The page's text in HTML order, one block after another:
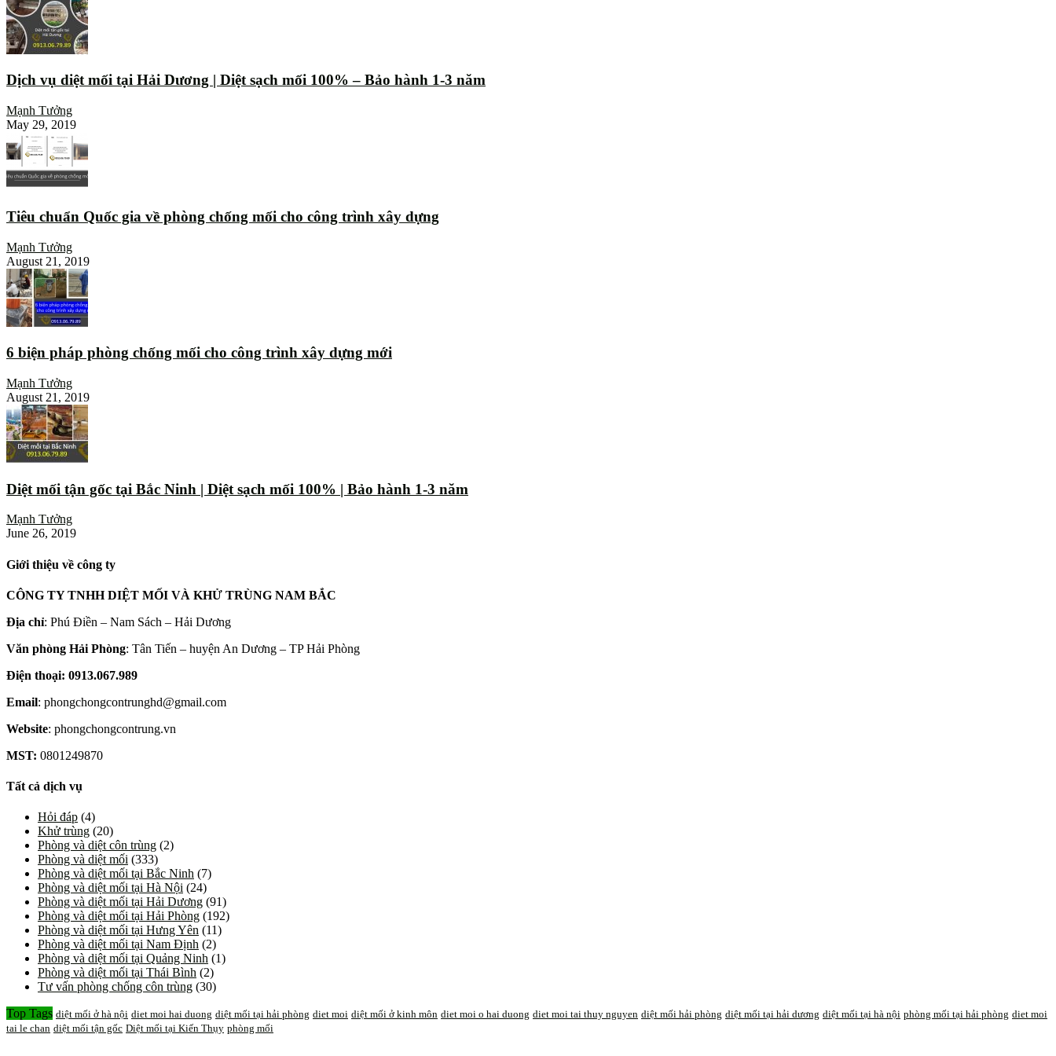
Dịch vụ diệt mối tại Hải Dương | Diệt sạch mối 100% – Bảo hành 1-3 năm
Mạnh Tưởng
May 29, 2019
Tiêu chuẩn Quốc gia về phòng chống mối cho công trình xây dựng
Mạnh Tưởng
August 21, 2019
6 biện pháp phòng chống mối cho công trình xây dựng mới
Mạnh Tưởng
August 21, 2019
Diệt mối tận gốc tại Bắc Ninh | Diệt sạch mối 100% | Bảo hành 1-3 năm
Mạnh Tưởng
June 26, 2019
Giới thiệu về công ty
CÔNG TY TNHH DIỆT MỐI VÀ KHỬ TRÙNG NAM BẮC
Địa chỉ: Phú Điền – Nam Sách – Hải Dương
Văn phòng Hải Phòng: Tân Tiến – huyện An Dương – TP Hải Phòng
Điện thoại: 0913.067.989
Email: phongchongcontrunghd@gmail.com
Website: phongchongcontrung.vn
MST: 0801249870
Tất cả dịch vụ
Hỏi đáp (4)
Khử trùng (20)
Phòng và diệt côn trùng (2)
Phòng và diệt mối (333)
Phòng và diệt mối tại Bắc Ninh (7)
Phòng và diệt mối tại Hà Nội (24)
Phòng và diệt mối tại Hải Dương (91)
Phòng và diệt mối tại Hải Phòng (192)
Phòng và diệt mối tại Hưng Yên (11)
Phòng và diệt mối tại Nam Định (2)
Phòng và diệt mối tại Quảng Ninh (1)
Phòng và diệt mối tại Thái Bình (2)
Tư vấn phòng chống côn trùng (30)
Top Tags diệt mối ở hà nội diet moi hai duong diệt mối tại hải phòng diet moi diệt mối ở kinh môn diet moi o hai duong diet moi tai thuy nguyen diệt mối hải phòng diệt mối tại hải dương diệt mối tại hà nội phòng mối tại hải phòng diet moi
tai le chan diệt mối tận gốc Diệt mối tại Kiến Thụy phòng mối